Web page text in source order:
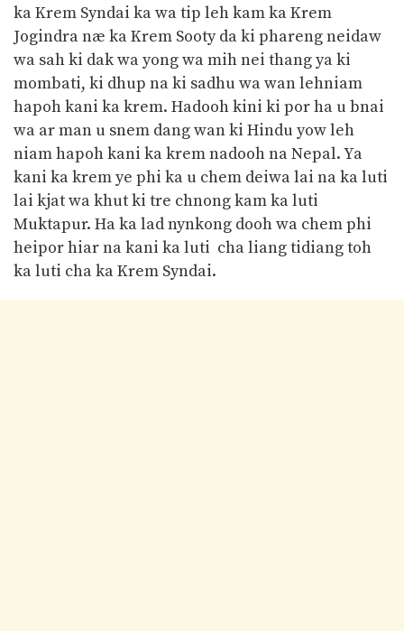
ka Krem Syndai ka wa tip leh kam ka Krem
Jogindra næ ka Krem Sooty da ki phareng neidaw
wa sah ki dak wa yong wa mih nei thang ya ki
mombati, ki dhup na ki sadhu wa wan lehniam
hapoh kani ka krem. Hadooh kini ki por ha u bnai
wa ar man u snem dang wan ki Hindu yow leh
niam hapoh kani ka krem nadooh na Nepal. Ya
kani ka krem ye phi ka u chem deiwa lai na ka luti
lai kjat wa khut ki tre chnong kam ka luti
Muktapur. Ha ka lad nynkong dooh wa chem phi
heipor hiar na kani ka luti cha liang tidiang toh
ka luti cha ka Krem Syndai.